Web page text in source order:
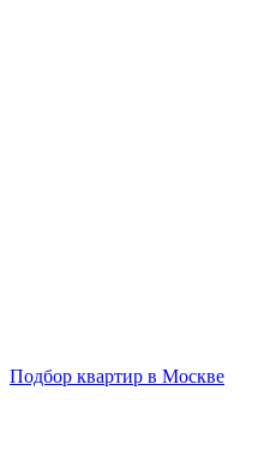
Подбор квартир в Москве